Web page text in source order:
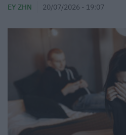
ΕΥ ΖΗΝ 20/07/2026 - 19:07